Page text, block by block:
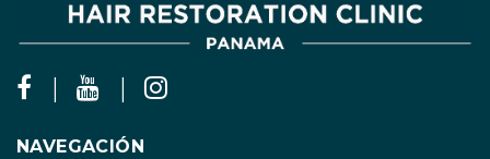
NAVEGACIÓN